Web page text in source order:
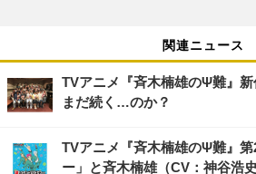
関連ニュース
TVアニメ『斉木楠雄のΨ難』
まだ続く…のか？
TVアニメ『斉木楠雄のΨ難』
ー」と斉木楠雄（CV：神谷浩